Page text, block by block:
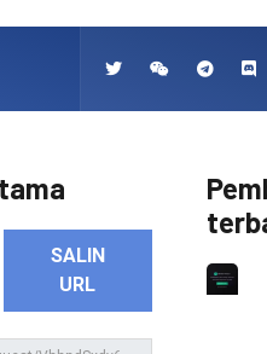
SALIN
URL